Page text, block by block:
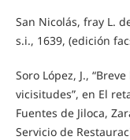
San Nicolás, fray L.
s.i., 1639, (edición
Soro López, J.,
vicisitudes”, en El
Fuentes de Jiloca,
Servicio de